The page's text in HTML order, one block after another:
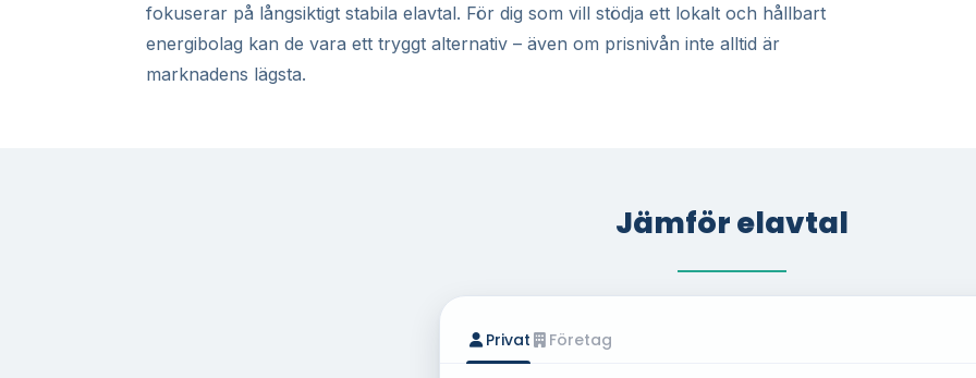
fokuserar på långsiktigt stabila elavtal. För dig som vill stödja ett lokalt och hållbart
energibolag kan de vara ett tryggt alternativ – även om prisnivån inte alltid är
marknadens lägsta.
Jämför elavtal
Privat Företag